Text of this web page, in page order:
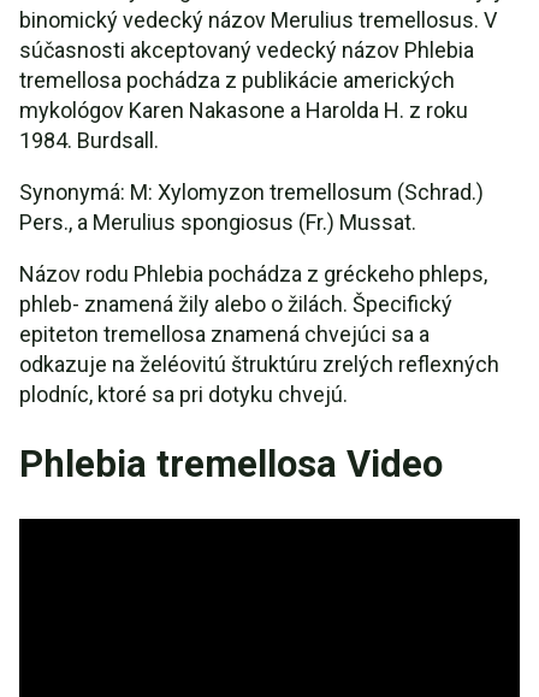
binomický vedecký názov Merulius tremellosus. V
súčasnosti akceptovaný vedecký názov Phlebia
tremellosa pochádza z publikácie amerických
mykológov Karen Nakasone a Harolda H. z roku
1984. Burdsall.
Synonymá: M: Xylomyzon tremellosum (Schrad.)
Pers., a Merulius spongiosus (Fr.) Mussat.
Názov rodu Phlebia pochádza z gréckeho phleps,
phleb- znamená žily alebo o žilách. Špecifický
epiteton tremellosa znamená chvejúci sa a
odkazuje na želéovitú štruktúru zrelých reflexných
plodníc, ktoré sa pri dotyku chvejú.
Phlebia tremellosa Video